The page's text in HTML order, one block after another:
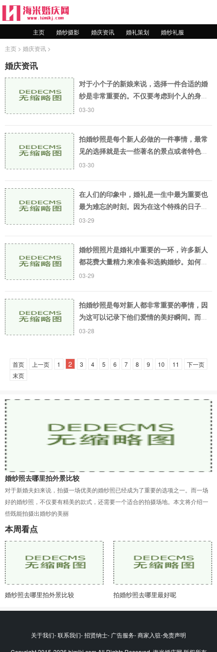
主页 婚纱摄影 婚庆资讯 婚礼策划
婚纱礼服
主页 > 婚庆资讯 >
婚庆资讯
对于小个子的新娘来说，选择一件合适的婚
纱是非常重要的。不仅要考虑到个人的身材
特点，还需要与整个婚礼的主题相匹配。在
03-30
拍婚纱照是每个新人必做的一件事情，最常
见的选择就是去一些著名的景点或者特色地
方拍照。到底应该选择什么样的地方去拍婚
03-30
在人们的印象中，婚礼是一生中最为重要也
最为难忘的时刻。因为在这个特殊的日子
里，新人们向世界宣告了自己的爱情，展开
03-29
婚纱照照片是婚礼中重要的一环，许多新人
都花费大量精力来准备和选购婚纱。如何拍
出美丽的婚纱照照片呢？下面我们提供几点
03-29
拍婚纱照是每对新人都非常重要的事情，因
为这可以记录下他们爱情的美好瞬间。而要
拍出好看的婚纱照，除了选好拍摄地点和摄
03-28
首页 上一页 1 2 3 4 5 6 7 8 9 10 11
下一页
末页
婚纱照去哪里拍外景比较
对于新婚夫妇来说，拍摄一场优美的婚纱照已经成为了重要的选项之一。而一场
好的婚纱照，不仅要有精美的款式，还需要一个适合的拍摄场地。本文将介绍一
些既能拍摄出婚纱的美丽
本周看点
婚纱照去哪里拍外景比较 拍婚纱照去哪里最好呢
关于我们- 联系我们- 招贤纳士- 广告服务- 商家入驻-免责声明